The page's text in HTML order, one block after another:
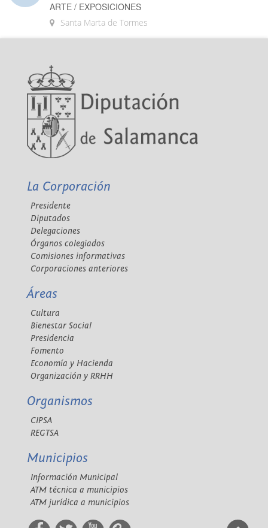
ARTE / EXPOSICIONES
Santa Marta de Tormes
La Corporación
Presidente
Diputados
Delegaciones
Órganos colegiados
Comisiones informativas
Corporaciones anteriores
Áreas
Cultura
Bienestar Social
Presidencia
Fomento
Economía y Hacienda
Organización y RRHH
Organismos
CIPSA
REGTSA
Municipios
Información Municipal
ATM técnica a municipios
ATM jurídica a municipios